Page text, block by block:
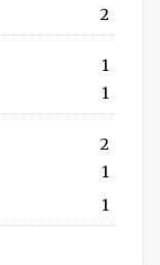
2
1
1
2
1
1